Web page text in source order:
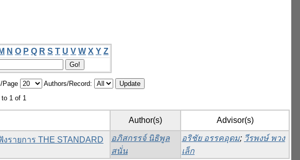
M N O P Q R S T U V W X Y Z
Page
Authors/Record:
to 1 of 1
Author(s) Advisor(s)
ายการ THE STANDARD
อภิสกรรจ์ นิธิพูล
สนั่น
อริชัย อรรคอุดม; วีรพงษ์ พวง
เล็ก